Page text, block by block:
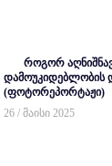
როგორ
დამოუკიდებლობის
(ფოტორეპორტაჟი)
26 / მაისი 2025